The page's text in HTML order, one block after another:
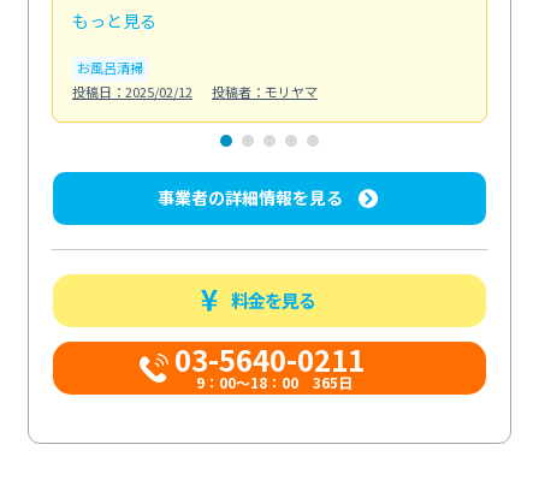
もっと見る
お風呂清掃
投稿日：2025/02/12
投稿者：モリヤマ
事業者の詳細情報を見る
料金を見る
03-5640-0211
9：00～18：00 365日